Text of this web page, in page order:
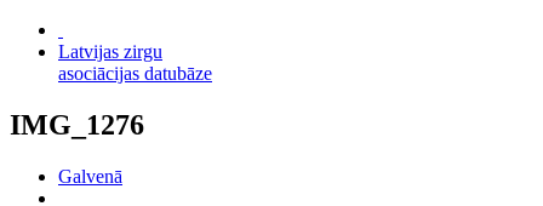
Latvijas zirgu
asociācijas datubāze
IMG_1276
Galvenā